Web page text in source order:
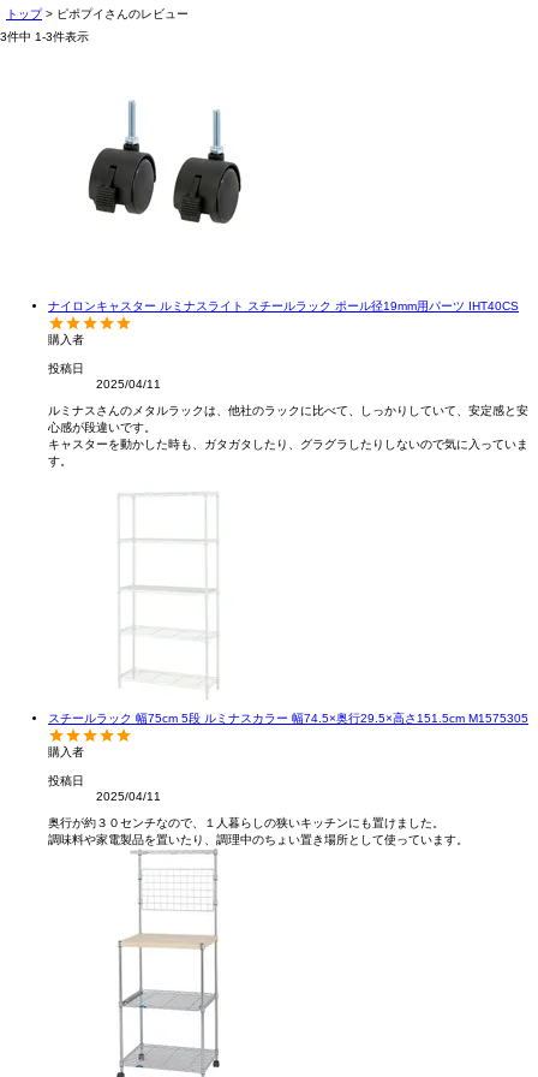
トップ
ピポプイさんのレビュー
3件中 1-3件表示
ナイロンキャスター ルミナスライト スチールラック ポール径19mm用パーツ IHT40CS
購入者
投稿日
2025/04/11
ルミナスさんのメタルラックは、他社のラックに比べて、しっかりしていて、安定感と安
心感が段違いです。
キャスターを動かした時も、ガタガタしたり、グラグラしたりしないので気に入っていま
す。
スチールラック 幅75cm 5段 ルミナスカラー 幅74.5×奥行29.5×高さ151.5cm M1575305
購入者
投稿日
2025/04/11
奥行が約３０センチなので、１人暮らしの狭いキッチンにも置けました。